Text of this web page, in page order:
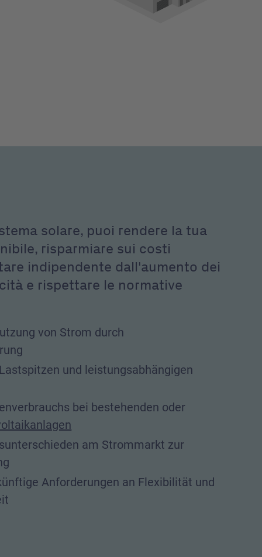
solare, puoi rendere la tua
risparmiare sui costi
indipendente dall'aumento dei
e rispettare le normative
von Strom durch
und leistungsabhängigen
bei bestehenden oder
am Strommarkt zur
Anforderungen an Flexibilität und